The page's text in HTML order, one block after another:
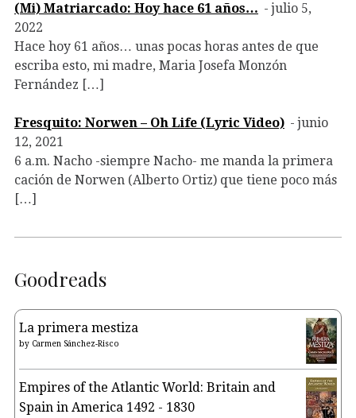
(Mi) Matriarcado: Hoy hace 61 años…
julio 5,
2022
Hace hoy 61 años… unas pocas horas antes de que
escriba esto, mi madre, Maria Josefa Monzón
Fernández […]
Fresquito: Norwen – Oh Life (Lyric Video)
junio
12, 2021
6 a.m. Nacho -siempre Nacho- me manda la primera
cación de Norwen (Alberto Ortiz) que tiene poco más
[…]
Goodreads
La primera mestiza
by Carmen Sánchez-Risco
Empires of the Atlantic World: Britain and
Spain in America 1492 - 1830